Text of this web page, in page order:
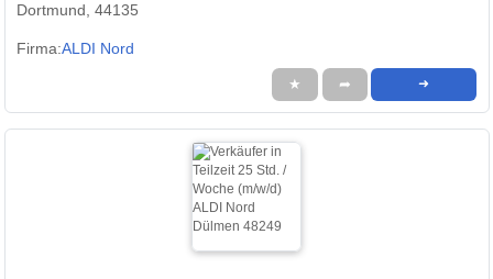
Dortmund, 44135
Firma:ALDI Nord
★ ➦ ➜